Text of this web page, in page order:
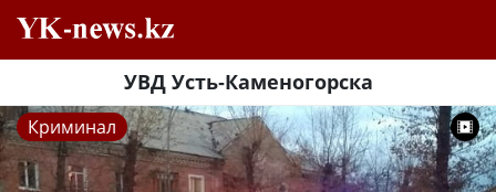
УВД Усть-Каменогорска
Криминал